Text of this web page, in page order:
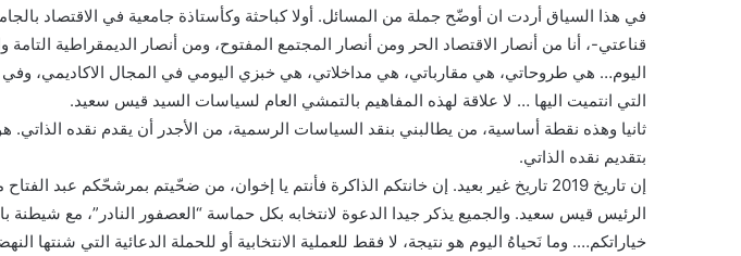
في هذا السياق أردت ان أوضّح جملة من المسائل. أولا كباحثة وكأستاذة جامعية في الاقتصاد
قناعتي-، أنا من أنصار الاقتصاد الحر ومن أنصار المجتمع المفتوح، ومن أنصار الديمقراطية
اليوم… هي طروحاتي، هي مقارباتي، هي مداخلاتي، هي خبزي اليومي في المجال الاكاديمي،
التي انتميت اليها … لا علاقة لهذه المفاهيم بالتمشي العام لسياسات السيد قيس سعيد.
ثانيا وهذه نقطة أساسية، من يطالبني بنقد السياسات الرسمية، من الأجدر أن يقدم نقده الذاتي.
بتقديم نقده الذاتي.
إن تاريخ 2019 تاريخ غير بعيد. إن خانتكم الذاكرة فأنتم يا إخوان، من ضحّيتم بمرشحّكم عبد
الرئيس قيس سعيد. والجميع يذكر جيدا الدعوة لانتخابه بكل حماسة “العصفور النادر”، مع
خياراتكم…. وما نَحياهُ اليوم هو نتيجة، لا فقط للعملية الانتخابية أو للحملة الدعائية التي شنتها